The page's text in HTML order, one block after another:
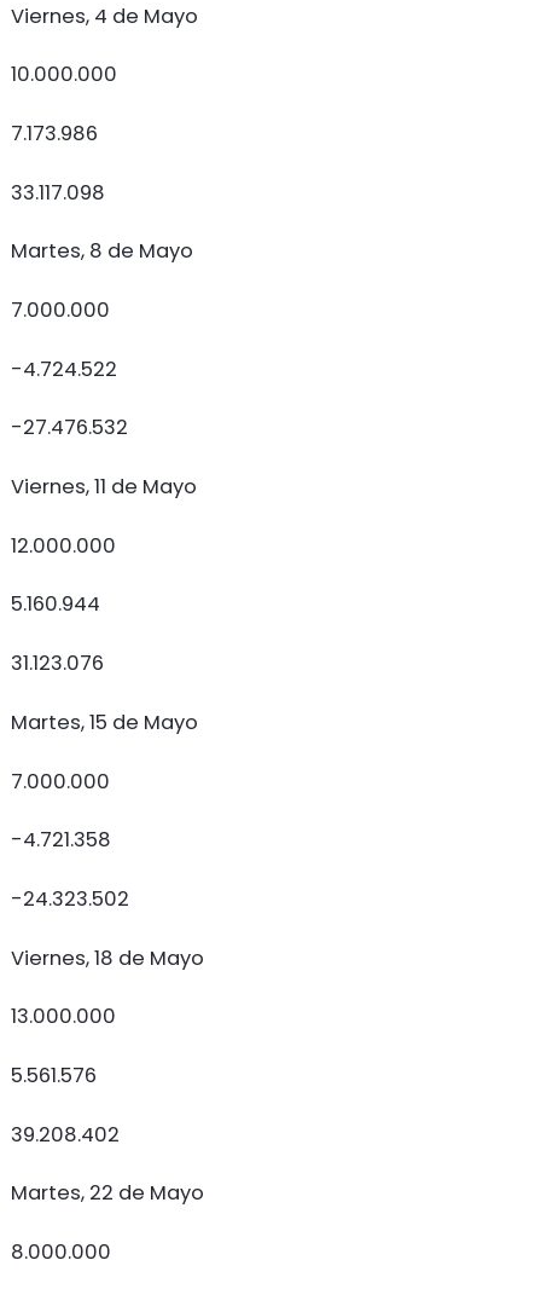
Viernes, 4 de Mayo
10.000.000
7.173.986
33.117.098
Martes, 8 de Mayo
7.000.000
-4.724.522
-27.476.532
Viernes, 11 de Mayo
12.000.000
5.160.944
31.123.076
Martes, 15 de Mayo
7.000.000
-4.721.358
-24.323.502
Viernes, 18 de Mayo
13.000.000
5.561.576
39.208.402
Martes, 22 de Mayo
8.000.000